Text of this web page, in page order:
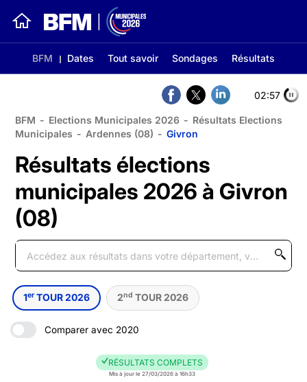
BFM Dates Tout savoir Sondages Résultats
02:56
BFM - Elections Municipales 2026 - Résultats Elections
Municipales - Ardennes (08) - Givron
Résultats élections
municipales 2026 à Givron
(08)
1er TOUR 2026 2nd TOUR 2026
Comparer avec 2020
RÉSULTATS COMPLETS
Mis à jour le 27/03/2026 à 16h33